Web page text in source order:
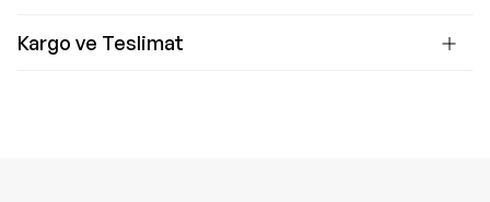
Kargo ve Teslimat